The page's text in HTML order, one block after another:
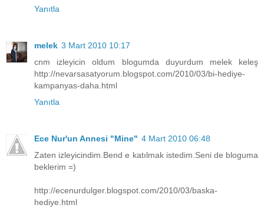
Yanıtla
melek 3 Mart 2010 10:17
cnm izleyicin oldum blogumda duyurdum melek keleş
http://nevarsasatyorum.blogspot.com/2010/03/bi-hediye-
kampanyas-daha.html
Yanıtla
Ece Nur'un Annesi "Mine" 4 Mart 2010 06:48
Zaten izleyicindim.Bend e katılmak istedim.Seni de bloguma
beklerim =)
http://ecenurdulger.blogspot.com/2010/03/baska-
hediye.html